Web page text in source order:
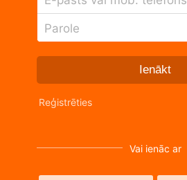
Parole
Ienākt
Reģistrēties
Vai ienāc ar